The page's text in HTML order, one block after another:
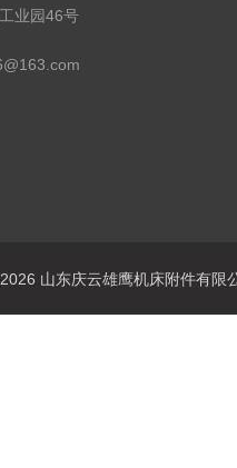
业园46号
山东庆云雄鹰机床附件有